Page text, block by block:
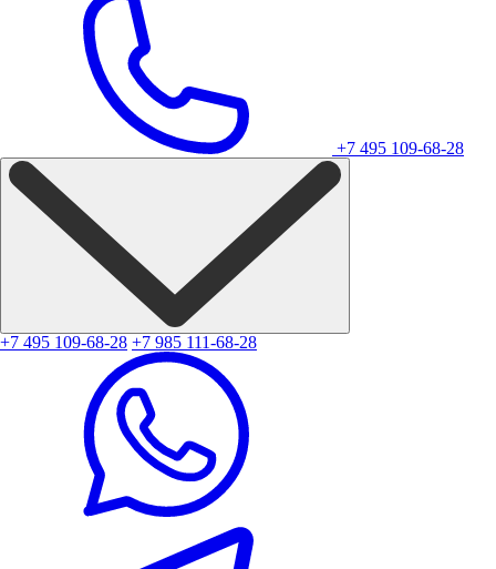
+7 495 109-68-28
+7 495 109-68-28 +7 985 111-68-28